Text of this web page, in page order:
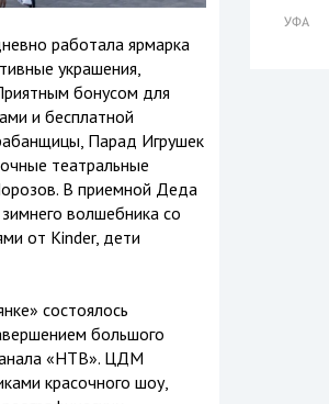
работала ярмарка
украшения,
бонусом для
и бесплатной
Парад Игрушек
театральные
В приемной Деда
волшебника со
от Kinder, дети
состоялось
большого
«НТВ». ЦДМ
красочного шоу,
УФА